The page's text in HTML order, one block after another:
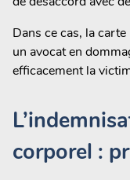
Dans ce cas, la
un avocat en
efficacement la
corporel :